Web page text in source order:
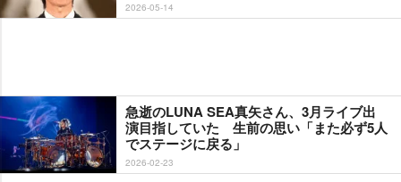
2026-05-14
急逝のLUNA SEA真矢さん、3月ライブ出
演目指していた 生前の思い「また必ず5人
でステージに戻る」
2026-02-23